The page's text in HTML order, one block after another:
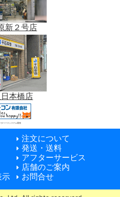
新２号店
本橋店
タベースシステム開発
注文について
発送・送料
アフターサービス
店舗のご案内
示
お問合せ